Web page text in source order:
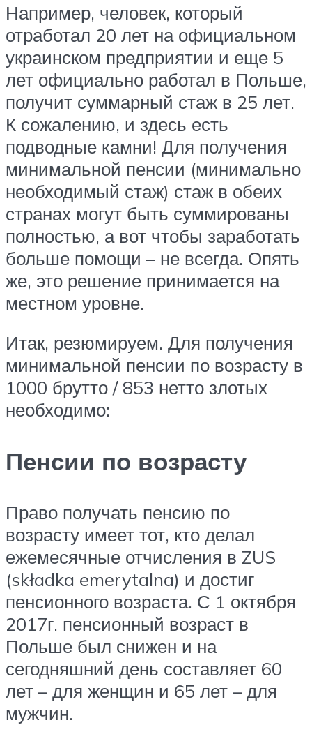
Например, человек, который
отработал 20 лет на официальном
украинском предприятии и еще 5
лет официально работал в Польше,
получит суммарный стаж в 25 лет.
К сожалению, и здесь есть
подводные камни! Для получения
минимальной пенсии (минимально
необходимый стаж) стаж в обеих
странах могут быть суммированы
полностью, а вот чтобы заработать
больше помощи – не всегда. Опять
же, это решение принимается на
местном уровне.
Итак, резюмируем. Для получения
минимальной пенсии по возрасту в
1000 брутто / 853 нетто злотых
необходимо:
Пенсии по возрасту
Право получать пенсию по
возрасту имеет тот, кто делал
ежемесячные отчисления в ZUS
(składka emerytalna) и достиг
пенсионного возраста. С 1 октября
2017г. пенсионный возраст в
Польше был снижен и на
сегодняшний день составляет 60
лет – для женщин и 65 лет – для
мужчин.